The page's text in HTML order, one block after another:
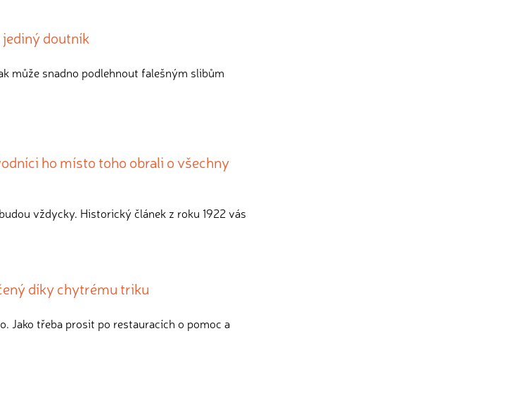
doutník
může snadno podlehnout falešným slibům
ho místo toho obrali o všechny
vždycky. Historický článek z roku 1922 vás
díky chytrému triku
Jako třeba prosit po restauracích o pomoc a